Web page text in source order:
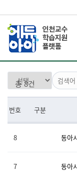
총 8건
번호 구분
8
7